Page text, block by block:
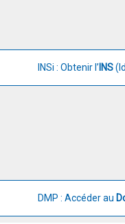
INSi : Obtenir l’ INS
DMP : Accéder au